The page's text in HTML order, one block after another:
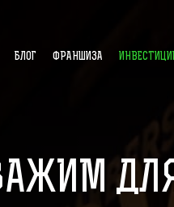
БЛОГ ФРАНШИЗА